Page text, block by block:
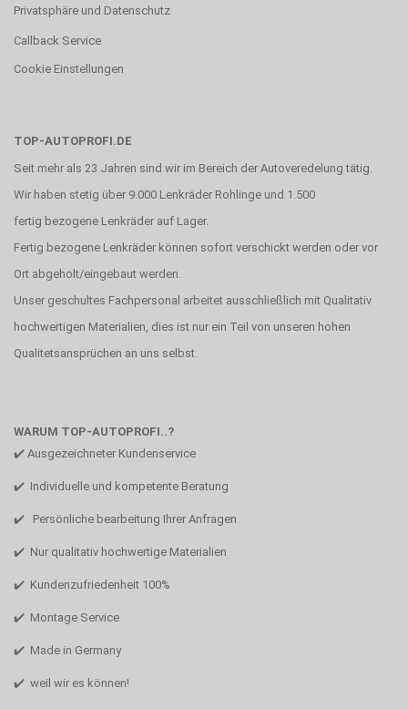
Privatsphäre und Datenschutz
Callback Service
Cookie Einstellungen
TOP-AUTOPROFI.DE
Seit mehr als 23 Jahren sind wir im Bereich der Autoveredelung tätig.
Wir haben stetig über 9.000 Lenkräder Rohlinge und 1.500
fertig bezogene Lenkräder auf Lager.
Fertig bezogene Lenkräder können sofort verschickt werden oder vor
Ort abgeholt/eingebaut werden.
Unser geschultes Fachpersonal arbeitet ausschließlich mit Qualitativ
hochwertigen Materialien, dies ist nur ein Teil von unseren hohen
Qualitetsansprüchen an uns selbst.
WARUM TOP-AUTOPROFI..?
✔️ Ausgezeichneter Kundenservice
✔️ Individuelle und kompetente Beratung
✔️ Persönliche bearbeitung Ihrer Anfragen
✔️ Nur qualitativ hochwertige Materialien
✔️ Kundenzufriedenheit 100%
✔️ Montage Service
✔️ Made in Germany
✔️ weil wir es können!